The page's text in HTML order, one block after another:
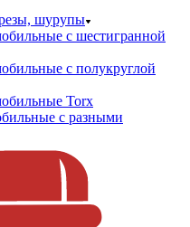
шурупы
с шестигранной
с полукруглой
Torx
с разными